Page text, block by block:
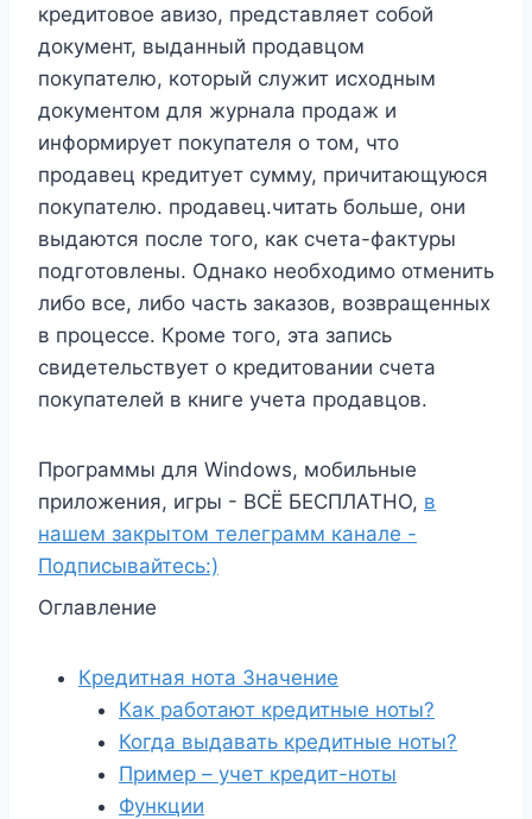
кредитовое авизо, представляет собой
документ, выданный продавцом
покупателю, который служит исходным
документом для журнала продаж и
информирует покупателя о том, что
продавец кредитует сумму, причитающуюся
покупателю. продавец.читать больше, они
выдаются после того, как счета-фактуры
подготовлены. Однако необходимо отменить
либо все, либо часть заказов, возвращенных
в процессе. Кроме того, эта запись
свидетельствует о кредитовании счета
покупателей в книге учета продавцов.
Программы для Windows, мобильные
приложения, игры - ВСЁ БЕСПЛАТНО, в
нашем закрытом телеграмм канале -
Подписывайтесь:)
Оглавление
Кредитная нота Значение
Как работают кредитные ноты?
Когда выдавать кредитные ноты?
Пример – учет кредит-ноты
Функции